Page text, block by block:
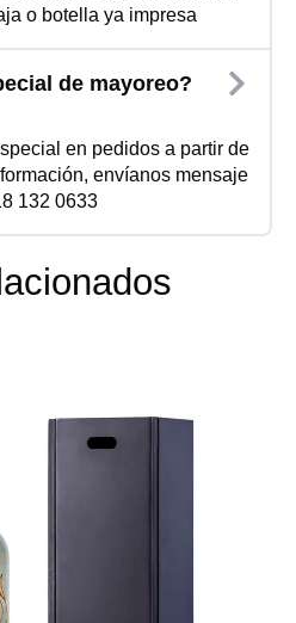
o botella ya impresa
de mayoreo?
en pedidos a partir de
envíanos mensaje
132 0633